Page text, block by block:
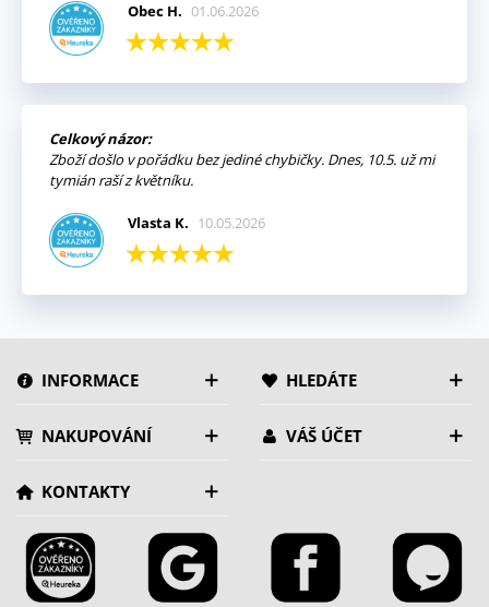
Obec H. 01.06.2026
Celkový názor:
Zboží došlo v pořádku bez jediné chybičky. Dnes, 10.5. už mi
tymián raší z květníku.
Vlasta K. 10.05.2026
INFORMACE HLEDÁTE
NAKUPOVÁNÍ VÁŠ ÚČET
KONTAKTY